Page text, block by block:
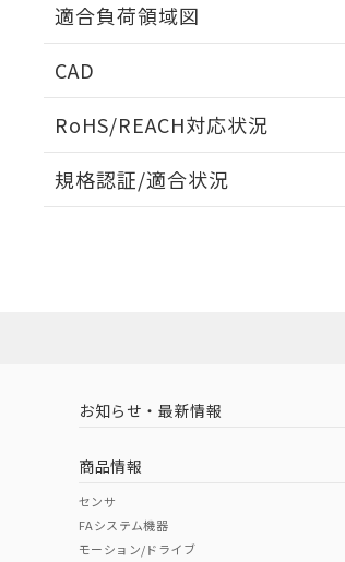
適合負荷領域図
CAD
RoHS/REACH対応状況
EU RoHS 注意事項・凡例
中国 RoHS 注意事項・凡例
中国 RoHS表
Pb Hg
規格認証/適合状況
（イギリス
（ノルウェー
お知らせ・最新情報
商品情報
センサ
FAシステム機器
モーション/ドライブ